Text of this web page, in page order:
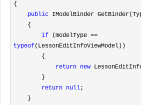
{
public IModelBinder
if
typeof(LessonEditInfoViewModel))
return new
return null;